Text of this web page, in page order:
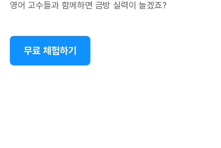
영어 고수들과 함께하면 금방 실력이 늘겠죠?
무료 체험하기